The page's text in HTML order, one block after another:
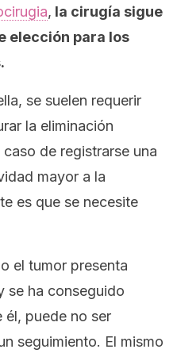
, la cirugía sigue
elección para los
se suelen requerir
la eliminación
de registrarse una
mayor a la
es que se necesite
el tumor presenta
se ha conseguido
él, puede no ser
seguimiento. El mismo